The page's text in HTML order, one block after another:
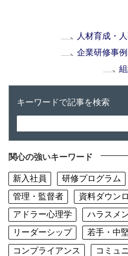
人材育成・
企業研修事
キーワードで記事を検索
関心の強いキーワード
新入社員 研修プログラム
管理・監督者
資料ダウン
アドラー心理学
ハラスメ
リーダーシップ
若手・中
コンプライアンス
コミュ